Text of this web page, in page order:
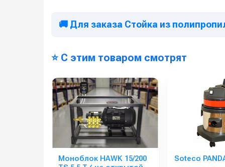
🚚 Для заказа Стойка из
⭐ С этим товаром смотрят
Моноблок HAWK 15/200
Soteco